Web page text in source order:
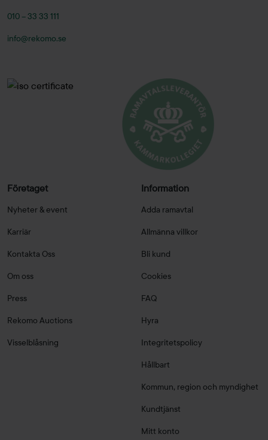
010 – 33 33 111
info@rekomo.se
Företaget
Nyheter & event
Karriär
Kontakta Oss
Om oss
Press
Rekomo Auctions
Visselblåsning
Information
Adda ramavtal
Allmänna villkor
Bli kund
Cookies
FAQ
Hyra
Integritetspolicy
Hållbart
Kommun, region och myndighet
Kundtjänst
Mitt konto